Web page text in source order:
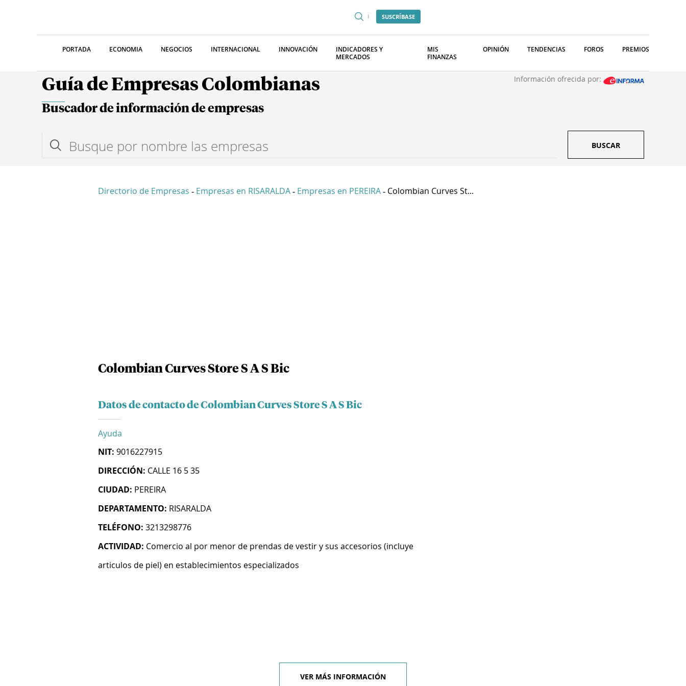
SUSCRÍBASE
PORTADA ECONOMIA NEGOCIOS INTERNACIONAL INNOVACIÓN
INDICADORES Y
MERCADOS
MIS
FINANZAS
OPINIÓN TENDENCIAS FOROS PREMIOS
Guía de Empresas Colombianas Información ofrecida por:
Buscador de información de empresas
BUSCAR
Directorio de Empresas - Empresas en RISARALDA - Empresas en PEREIRA - Colombian Curves St...
Colombian Curves Store S A S Bic
Datos de contacto de Colombian Curves Store S A S Bic
Ayuda
NIT: 9016227915
DIRECCIÓN: CALLE 16 5 35
CIUDAD: PEREIRA
DEPARTAMENTO: RISARALDA
TELÉFONO: 3213298776
ACTIVIDAD: Comercio al por menor de prendas de vestir y sus accesorios (incluye
articulos de piel) en establecimientos especializados
VER MÁS INFORMACIÓN